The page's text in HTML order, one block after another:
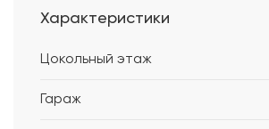
Характеристики
Цокольный этаж
Гараж